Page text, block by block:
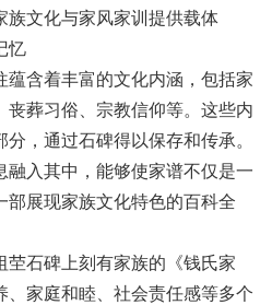
文化与家风家训提供载体
忆
含着丰富的文化内涵，包括家
丧葬习俗、宗教信仰等。这些内
，通过石碑得以保存和传承。
融入其中，能够使家谱不仅是一
部展现家族文化特色的百科全
石碑上刻有家族的《钱氏家
、家庭和睦、社会责任感等多个